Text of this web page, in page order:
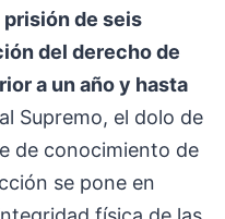
de seis
del derecho de
a un año y hasta
Supremo, el dolo de
de conocimiento de
se pone en